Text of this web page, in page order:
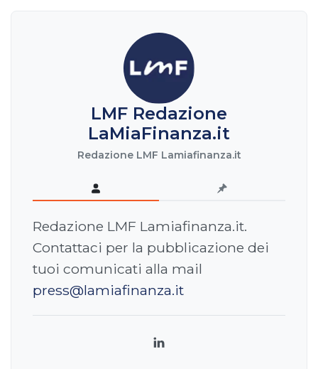
LMF Redazione
LaMiaFinanza.it
Redazione LMF Lamiafinanza.it
Redazione LMF Lamiafinanza.it.
Contattaci per la pubblicazione dei
tuoi comunicati alla mail
press@lamiafinanza.it
LinkedIn